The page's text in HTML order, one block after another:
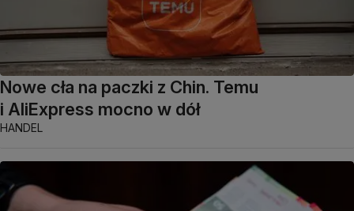
Nowe cła na paczki z Chin. Temu
i AliExpress mocno w dół
HANDEL